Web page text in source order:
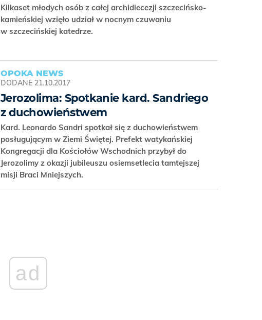
Kilkaset młodych osób z całej archidiecezji szczecińsko-
kamieńskiej wzięło udział w nocnym czuwaniu
w szczecińskiej katedrze.
OPOKA NEWS
DODANE 21.10.2017
Jerozolima: Spotkanie kard. Sandriego
z duchowieństwem
Kard. Leonardo Sandri spotkał się z duchowieństwem
posługującym w Ziemi Świętej. Prefekt watykańskiej
Kongregacji dla Kościołów Wschodnich przybył do
Jerozolimy z okazji jubileuszu osiemsetlecia tamtejszej
misji Braci Mniejszych.
ad